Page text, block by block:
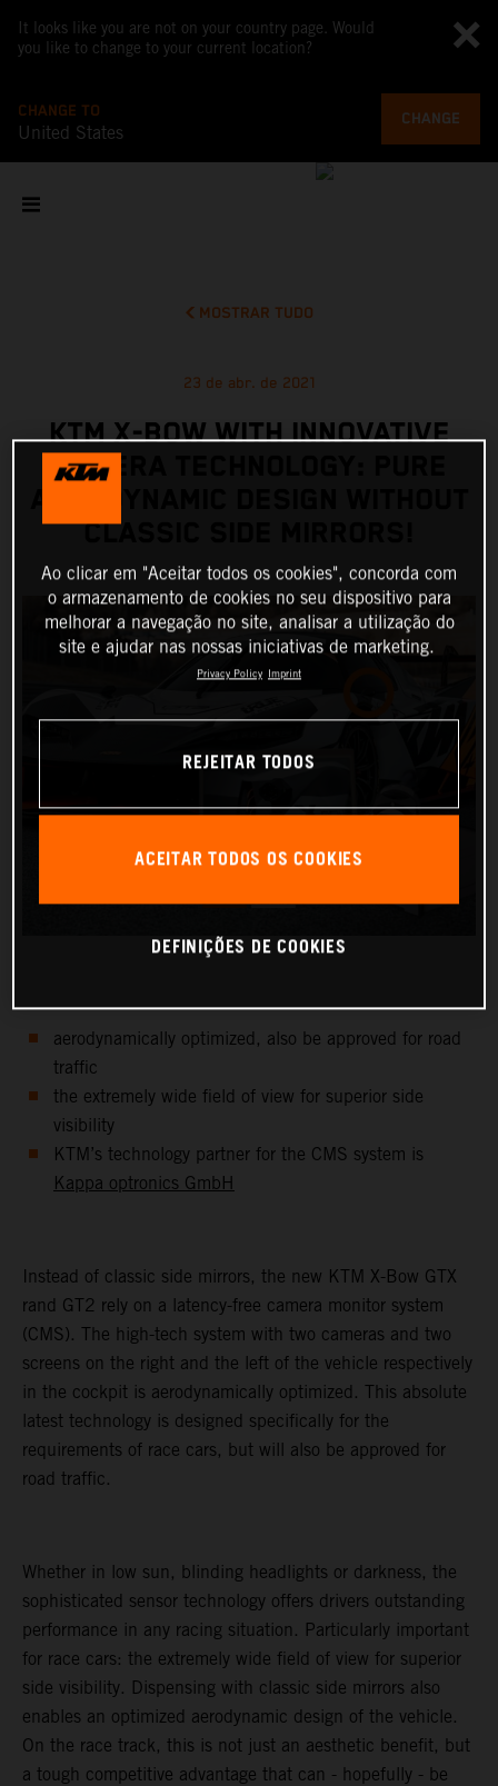
It looks like you are not on your country page. Would
you like to change to your current location?
CHANGE TO
United States
CHANGE
MOSTRAR TUDO
23 de abr. de 2021
KTM X-BOW WITH INNOVATIVE
CAMERA TECHNOLOGY: PURE
CLASSIC SIDE MIRRORS!
aerodynamically optimized, also be approved for road
traffic
the extremely wide field of view for superior side
visibility
KTM’s technology partner for the CMS system is
Kappa optronics GmbH
Instead of classic side mirrors, the new KTM X-Bow GTX
rand GT2 rely on a latency-free camera monitor system
(CMS). The high-tech system with two cameras and two
screens on the right and the left of the vehicle respectively
in the cockpit is aerodynamically optimized. This absolute
latest technology is designed specifically for the
requirements of race cars, but will also be approved for
road traffic.
Whether in low sun, blinding headlights or darkness, the
sophisticated sensor technology offers drivers outstanding
performance in any racing situation. Particularly important
for race cars: the extremely wide field of view for superior
side visibility. Dispensing with classic side mirrors also
enables an optimized aerodynamic design of the vehicle.
On the race track, this is not just an aesthetic benefit, but
a tough competitive advantage that can - hopefully - be
Ao clicar em "Aceitar todos os cookies", concorda com
o armazenamento de cookies no seu dispositivo para
melhorar a navegação no site, analisar a utilização do
site e ajudar nas nossas iniciativas de marketing.
Privacy Policy Imprint
REJEITAR TODOS
ACEITAR TODOS OS COOKIES
DEFINIÇÕES DE COOKIES